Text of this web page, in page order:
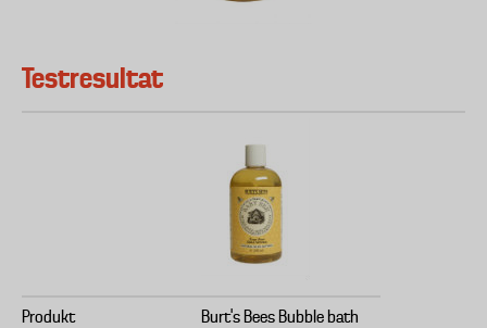
Testresultat
Produkt Burt's Bees Bubble bath